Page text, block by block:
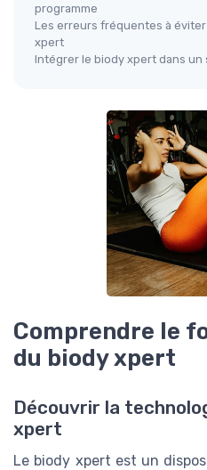
programme
Les erreurs fréquentes à
xpert
Intégrer le biody xpert dans un
Comprendre le
du biody xpert
Découvrir la
xpert
Le biody xpert est un